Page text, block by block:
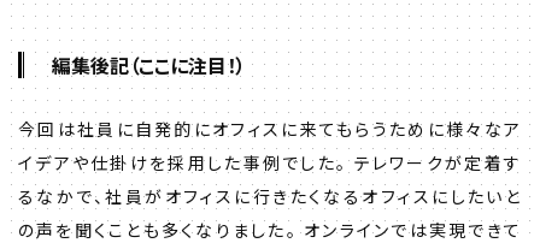
編集後記（ここに注目！）
今回は社員に自発的にオフィスに来てもらうために様々なア
イデアや仕掛けを採用した事例でした。 テレワークが定着す
るなかで、社員がオフィスに行きたくなるオフィスにしたいと
の声を聞くことも多くなりました。 オンラインでは実現できて